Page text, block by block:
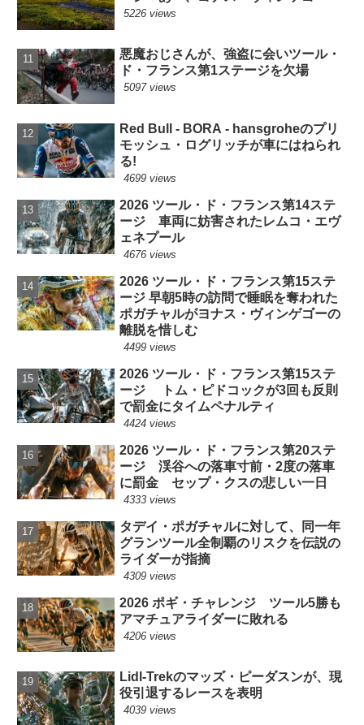
5226 views
悪魔おじさんが、強盗に会いツール・
ド・フランス第1ステージを欠場
5097 views
Red Bull - BORA - hansgroheのプリ
モッシュ・ログリッチが車にはねられ
る!
4699 views
2026 ツール・ド・フランス第14ステ
ージ 車両に妨害されたレムコ・エヴ
ェネプール
4676 views
2026 ツール・ド・フランス第15ステ
ージ 早朝5時の訪問で睡眠を奪われた
ポガチャルがヨナス・ヴィンゲゴーの
離脱を惜しむ
4499 views
2026 ツール・ド・フランス第15ステ
ージ トム・ピドコックが3回も反則
で罰金にタイムペナルティ
4424 views
2026 ツール・ド・フランス第20ステ
ージ 渓谷への落車寸前・2度の落車
に罰金 セップ・クスの悲しい一日
4333 views
タデイ・ポガチャルに対して、同一年
グランツール全制覇のリスクを伝説の
ライダーが指摘
4309 views
2026 ポギ・チャレンジ ツール5勝も
アマチュアライダーに敗れる
4206 views
Lidl-Trekのマッズ・ピーダスンが、現
役引退するレースを表明
4039 views